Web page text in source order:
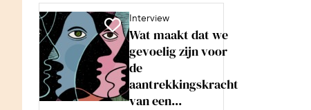
Interview
Wat maakt dat we
gevoelig zijn voor
de
aantrekkingskracht
van een...